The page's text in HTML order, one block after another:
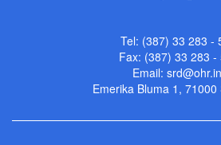
Tel: (387) 33 283 -
Fax: (387) 33 283 -
Email:
Emerika Bluma 1, 71000